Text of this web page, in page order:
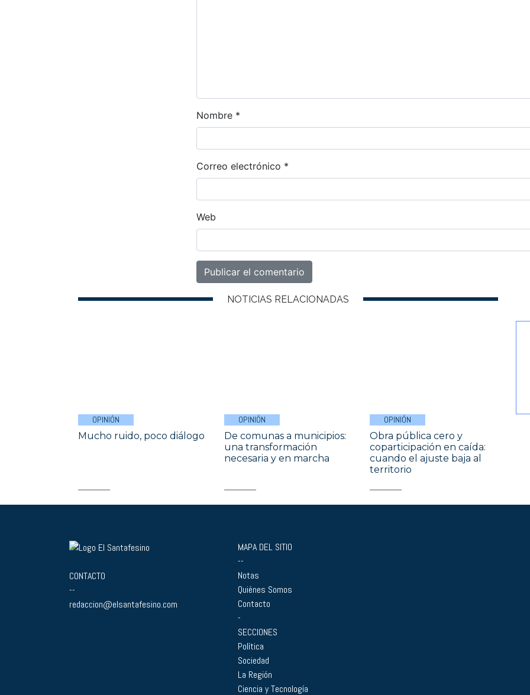
Nombre *
Correo electrónico *
Web
NOTICIAS RELACIONADAS
OPINIÓN
Mucho ruido, poco diálogo
OPINIÓN
De comunas a municipios:
una transformación
necesaria y en marcha
OPINIÓN
Obra pública cero y
coparticipación en caída:
cuando el ajuste baja al
territorio
CONTACTO
--
redaccion@elsantafesino.com
MAPA DEL SITIO
--
Notas
Quiénes Somos
Contacto
-
SECCIONES
Política
Sociedad
La Región
Ciencia y Tecnología